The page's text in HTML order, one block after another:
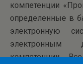
компетенции
определенные в
электронную
электронным
компетенции.